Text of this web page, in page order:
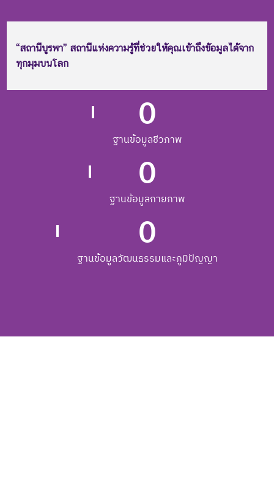
“สถานีบูรพา” สถานีแห่งความรู้ที่ช่วยให้คุณเข้าถึงข้อมูลได้จาก
ทุกมุมบนโลก
0
ฐานข้อมูลชีวภาพ
0
ฐานข้อมูลกายภาพ
0
ฐานข้อมูลวัฒนธรรมและภูมิปัญญา